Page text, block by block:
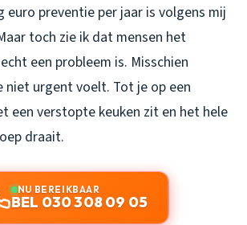
euro preventie per jaar is volgens mij
toch zie ik dat mensen het
een probleem is. Misschien
niet urgent voelt. Tot je op een
een verstopte keuken zit en het hele
draait.
NU BEREIKBAAR
BEL 030 308 09 05